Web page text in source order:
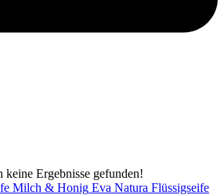
Ergebnisse gefunden!
Eva Natura Flüssigseife